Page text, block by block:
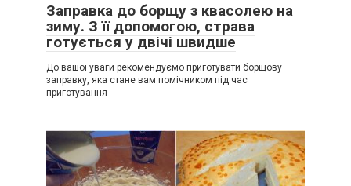
Заправка до борщу з квасолею на
зиму. З її допомогою, страва
готується у двічі швидше
До вашої уваги рекомендуємо приготувати борщову
заправку, яка стане вам помічником під час
приготування